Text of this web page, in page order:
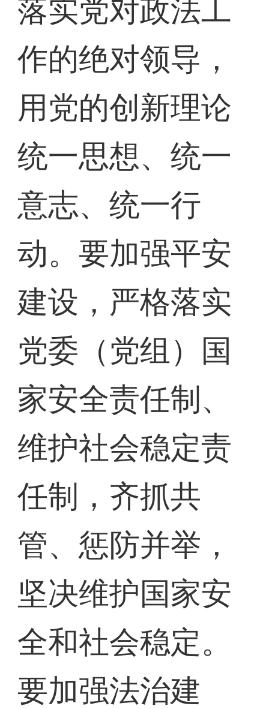
落实党对政法工
作的绝对领导，
用党的创新理论
统一思想、统一
意志、统一行
动。要加强平安
建设，严格落实
党委（党组）国
家安全责任制、
维护社会稳定责
任制，齐抓共
管、惩防并举，
坚决维护国家安
全和社会稳定。
要加强法治建